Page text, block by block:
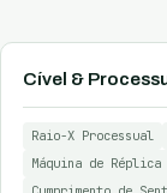
Cível &
Raio-X Processual
Máquina de Réplica